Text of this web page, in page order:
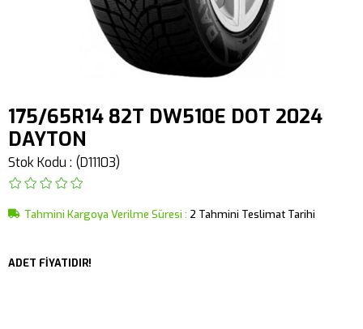
175/65R14 82T DW510E DOT 2024
DAYTON
Stok Kodu (D11103)
Tahmini Kargoya Verilme Süresi : 2 Tahmini Teslimat Tarihi
ADET FİYATIDIR!